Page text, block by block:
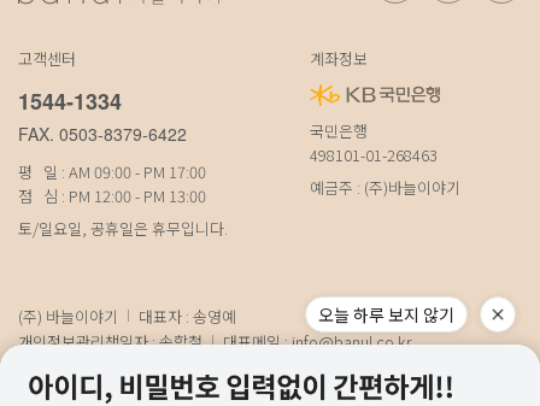
고객센터
1544-1334
FAX. 0503-8379-6422
평 일 : AM 09:00 - PM 17:00
점 심 : PM 12:00 - PM 13:00
토/일요일, 공휴일은 휴무입니다.
계좌정보
국민은행
498101-01-268463
예금주 : (주)바늘이야기
(주) 바늘이야기
대표자 : 송영예
개인정보관리책임자 : 송학철
대표메일 :info@banul.co.kr
대문구 연희로11가길 15 (물류) 경기도 파주시 성동로 19-17
오늘 하루 보지 않기